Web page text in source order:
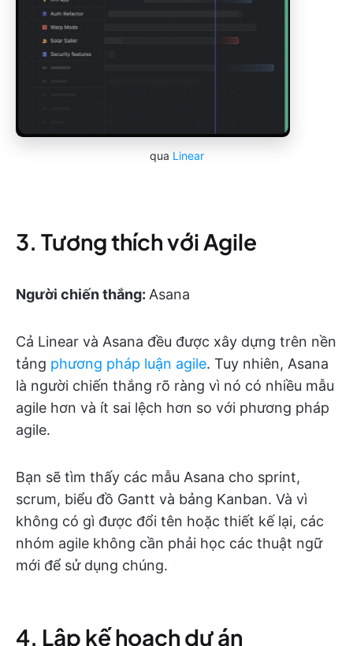
qua Linear
3. Tương thích với Agile
Người chiến thắng: Asana
Cả Linear và Asana đều được xây dựng trên nền
tảng phương pháp luận agile. Tuy nhiên, Asana
là người chiến thắng rõ ràng vì nó có nhiều mẫu
agile hơn và ít sai lệch hơn so với phương pháp
agile.
Bạn sẽ tìm thấy các mẫu Asana cho sprint,
scrum, biểu đồ Gantt và bảng Kanban. Và vì
không có gì được đổi tên hoặc thiết kế lại, các
nhóm agile không cần phải học các thuật ngữ
mới để sử dụng chúng.
4. Lập kế hoạch dự án